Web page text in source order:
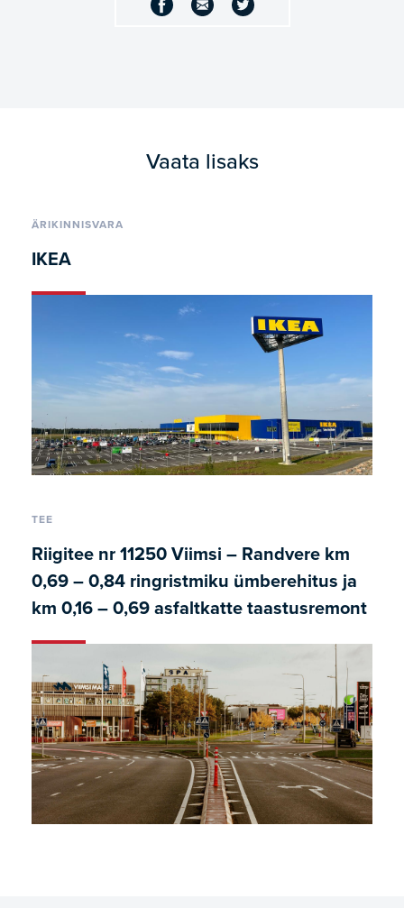
Vaata lisaks
ÄRIKINNISVARA
IKEA
TEE
Riigitee nr 11250 Viimsi – Randvere km
0,69 – 0,84 ringristmiku ümberehitus ja
km 0,16 – 0,69 asfaltkatte taastusremont